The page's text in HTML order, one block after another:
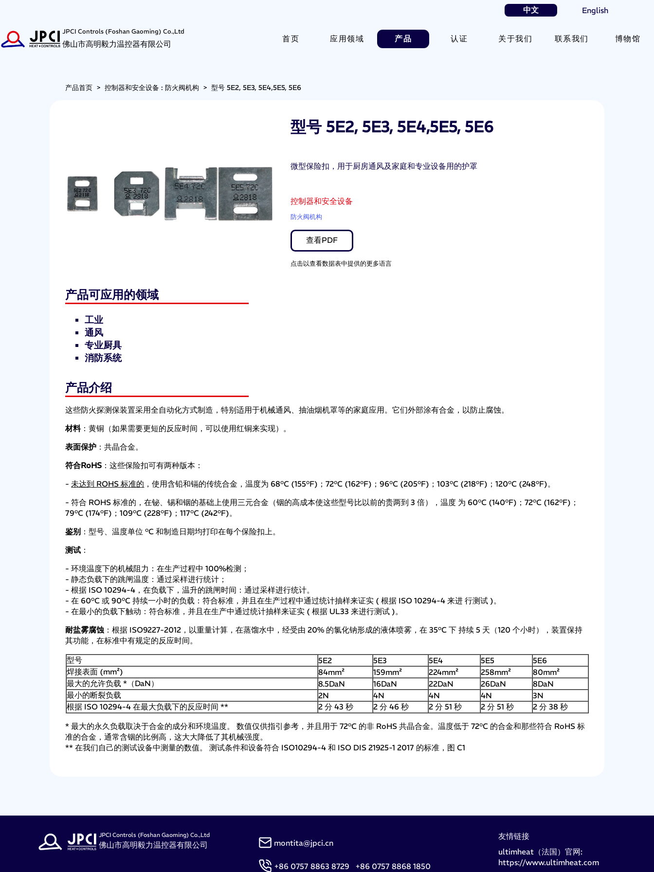
中文 English
JPCI Controls (Foshan Gaoming) Co.,Ltd
佛山市高明毅力温控器有限公司
首页 应用领域 产品 认证 关于我们 联系我们 博物馆
产品首页 >控制器和安全设备 : 防火阀机构 >型号 5E2, 5E3, 5E4,5E5, 5E6
型号 5E2, 5E3, 5E4,5E5, 5E6
微型保险扣，用于厨房通风及家庭和专业设备用的护罩
控制器和安全设备
防火阀机构
查看PDF
点击以查看数据表中提供的更多语言
产品可应用的领域
工业
通风
专业厨具
消防系统
产品介绍
这些防火探测保装置采用全自动化方式制造，特别适用于机械通风、抽油烟机罩等的家庭应用。它们外部涂有合金，以防止腐蚀。
材料：黄铜（如果需要更短的反应时间，可以使用红铜来实现）。
表面保护 ：共晶合金。
符合RoHS ：这些保险扣可有两种版本：
- 未达到 ROHS 标准的 ，使用含铅和镉的传统合金，温度为 68°C (155°F)；72°C (162°F)；96°C (205°F)；103°C (218°F)；120°C (248°F)。
- 符合 ROHS 标准的，在铋、锡和铟的基础上使用三元合金（铟的高成本使这些型号比以前的贵两到 3 倍），温度 为 60°C (140°F)；72°C (162°F)；
79°C (174°F)；109°C (228°F)；117°C (242°F)。
鉴别 ：型号、温度单位 °C 和制造日期均打印在每个保险扣上。
测试 ：
- 环境温度下的机械阻力：在生产过程中 100%检测；
- 静态负载下的跳闸温度：通过采样进行统计；
- 根据 ISO 10294-4，在负载下，温升的跳闸时间：通过采样进行统计。
- 在 60°C 或 90°C 持续一小时的负载：符合标准，并且在生产过程中通过统计抽样来证实 ( 根据 ISO 10294-4 来进 行测试 )。
- 在最小的负载下触动：符合标准，并且在生产中通过统计抽样来证实 ( 根据 UL33 来进行测试 )。
耐盐雾腐蚀 ：根据 ISO9227-2012，以重量计算，在蒸馏水中，经受由 20% 的氯化钠形成的液体喷雾，在 35°C 下 持续 5 天（120 个小时），装置保持
其功能，在标准中有规定的反应时间。
型号
5E2 5E3 5E4 5E5
5E6
焊接表面 (mm²)
84mm² 159mm² 224mm² 258mm²
80mm²
最大的允许负载 *（DaN）
8.5DaN 16DaN 22DaN 26DaN
8DaN
最小的断裂负载
2N 4N 4N 4N
3N
根据 ISO 10294-4 在最大负载下的反应时间 **
2 分 43 秒 2 分 46 秒 2 分 51 秒 2 分 51 秒
2 分 38 秒
* 最大的永久负载取决于合金的成分和环境温度。 数值仅供指引参考，并且用于 72°C 的非 RoHS 共晶合金。温度低于 72°C 的合金和那些符合 RoHS 标
准的合金，通常含铟的比例高，这大大降低了其机械强度。
** 在我们自己的测试设备中测量的数值。 测试条件和设备符合 ISO10294-4 和 ISO DIS 21925-1 2017 的标准，图 C1
JPCI Controls (Foshan Gaoming) Co.,Ltd
佛山市高明毅力温控器有限公司 montita@jpci.cn
+86 0757 8863 8729 +86 0757 8868 1850
友情链接
ultimheat（法国）官网:
https://www.ultimheat.com